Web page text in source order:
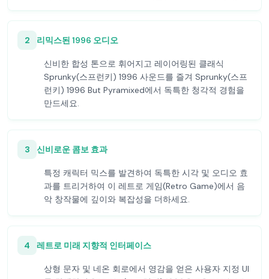
2 리믹스된 1996 오디오
신비한 합성 톤으로 휘어지고 레이어링된 클래식
Sprunky(스프런키) 1996 사운드를 즐겨 Sprunky(스프
런키) 1996 But Pyramixed에서 독특한 청각적 경험을
만드세요.
3 신비로운 콤보 효과
특정 캐릭터 믹스를 발견하여 독특한 시각 및 오디오 효
과를 트리거하여 이 레트로 게임(Retro Game)에서 음
악 창작물에 깊이와 복잡성을 더하세요.
4 레트로 미래 지향적 인터페이스
상형 문자 및 네온 회로에서 영감을 얻은 사용자 지정 UI